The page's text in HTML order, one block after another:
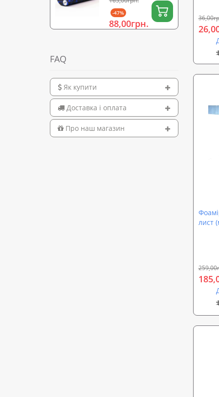
(масажер для
спини, шиї, ніг)
OSPORT 15х5см
-47%
88,00грн.
FAQ
Як купити
Доставка і оплата
Про наш магазин
лист